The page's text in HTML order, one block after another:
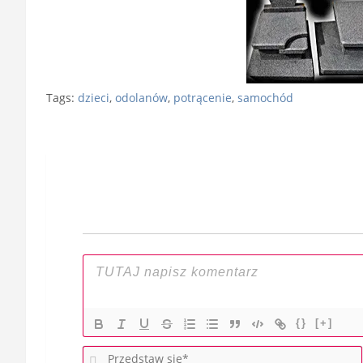
Tags: dzieci, odolanów, potrącenie, samochód
{} [+]